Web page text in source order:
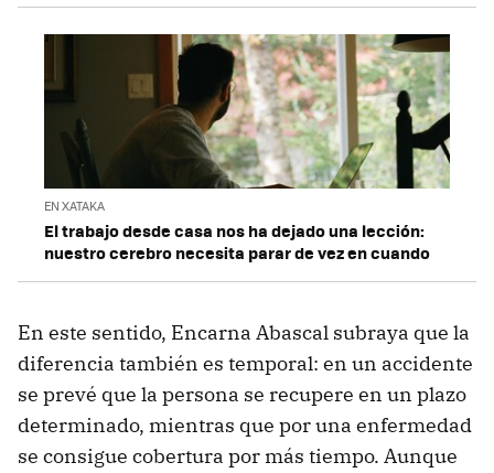
EN XATAKA
El trabajo desde casa nos ha dejado una lección:
nuestro cerebro necesita parar de vez en cuando
En este sentido, Encarna Abascal subraya que la
diferencia también es temporal: en un accidente
se prevé que la persona se recupere en un plazo
determinado, mientras que por una enfermedad
se consigue cobertura por más tiempo. Aunque